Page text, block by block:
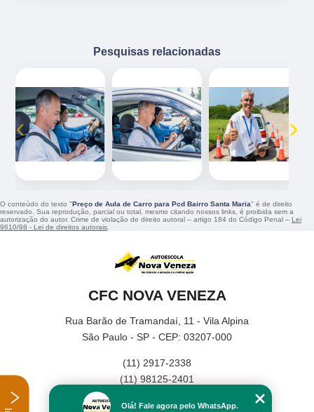
Pesquisas relacionadas
‹ ›
O conteúdo do texto "Preço de Aula de Carro para Pcd Bairro Santa Maria" é de direito
reservado. Sua reprodução, parcial ou total, mesmo citando nossos links, é proibida sem a
autorização do autor. Crime de violação de direito autoral – artigo 184 do Código Penal – Lei
9610/98 - Lei de direitos autorais
CFC NOVA VENEZA
Rua Barão de Tramandaí, 11 - Vila Alpina
São Paulo - SP - CEP: 03207-000
(11) 2917-2338
(11) 98125-2401
Home
Olá! Fale agora pelo WhatsApp.